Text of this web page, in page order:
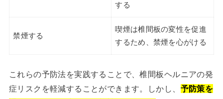
する
禁煙する
喫煙は椎間板の変性を促進
するため、禁煙を心がける
これらの予防法を実践することで、椎間板ヘルニアの発
症リスクを軽減することができます。しかし、 予防策を